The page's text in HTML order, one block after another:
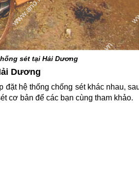
sét tại Hải Dương
Dương
hệ thống chống sét khác nhau,
cơ bản để các bạn cùng tham khảo.